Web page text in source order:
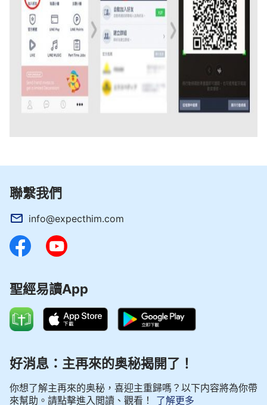
聯繫我們
info@expecthim.com
聖經易讀App
好消息：主再來的奥秘揭開了！
你想了解主再來的奥秘，喜迎主重歸嗎？以下内容將為你帶
來幫助。請點擊進入閲讀、觀看！
了解更多